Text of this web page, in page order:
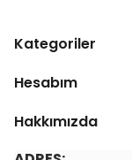
Kategoriler
Hesabım
Hakkımızda